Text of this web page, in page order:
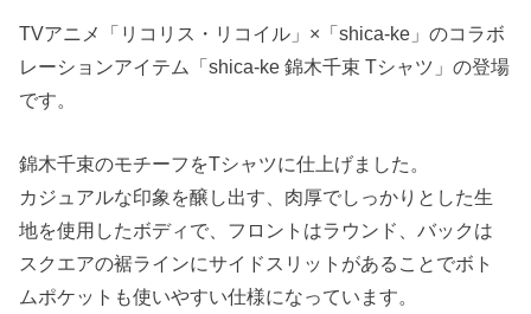
TVアニメ「リコリス・リコイル」×「shica-ke」のコラボ
レーションアイテム「shica-ke 錦木千束 Tシャツ」の登場
です。
錦木千束のモチーフをTシャツに仕上げました。
カジュアルな印象を醸し出す、肉厚でしっかりとした生
地を使用したボディで、フロントはラウンド、バックは
スクエアの裾ラインにサイドスリットがあることでボト
ムポケットも使いやすい仕様になっています。